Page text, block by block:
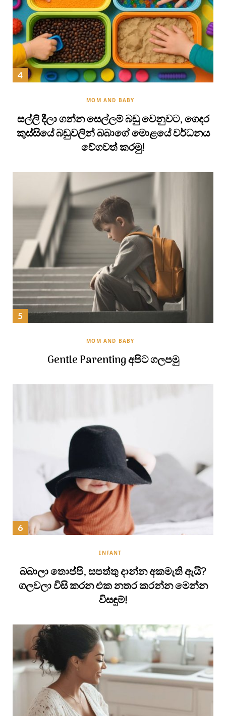
MOM AND BABY
සල්ලි දීලා ගන්න සෙල්ලම් බඩු වෙනුවට, ගෙදර
කුස්සියේ බඩුවලින් බබාගේ මොළයේ වර්ධනය
වේගවත් කරමු!
MOM AND BABY
Gentle Parenting අපිට ගලපමු
INFANT
බබාලා තොප්පි, සපත්තු දාන්න අකමැති ඇයි?
ගලවලා විසි කරන එක නතර කරන්න මෙන්න
විසඳුම්!